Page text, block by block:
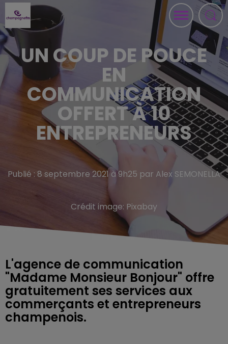
UN COUP DE POUCE
EN
COMMUNICATION
OFFERT À 10
ENTREPRENEURS
Publié : 8 septembre 2021 à 9h25 par Alex SEMONELLA
Crédit image: Pixabay
L'agence de communication
"Madame Monsieur Bonjour" offre
gratuitement ses services aux
commerçants et entrepreneurs
champenois.